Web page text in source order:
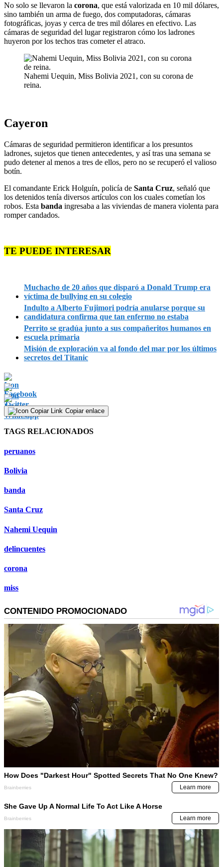
No solo se llevaron la corona, que está valorizada en 10 mil dólares,
sino también un arma de fuego, dos computadoras, cámaras
fotográficas, joyas y cerca de tres mil dólares en efectivo. Las
cámaras de seguridad del lugar registraron cómo los ladrones
huyeron por los techos tras cometer el atraco.
Nahemi Uequin, Miss Bolivia 2021, con su corona de
reina.
Cayeron
Cámaras de seguridad permitieron identificar a los presuntos
ladrones, sujetos que tienen antecedentes, y así tras una semana se
pudo detener al menos a tres de ellos, pero no se recuperó el valioso
botín.
El comandante Erick Holguín, policía de Santa Cruz, señaló que
los detenidos tenía diversos artículos con los cuales cometían los
robos. Esta banda ingresaba a las viviendas de manera violenta para
romper candados.
TE PUEDE INTERESAR
Muchacho de 20 años que disparó a Donald Trump era
víctima de bullying en su colegio
Indulto a Alberto Fujimori podría anularse porque su
candidatura confirma que tan enfermo no estaba
Perrito se gradúa junto a sus compañeritos humanos en
escuela primaria
Misión de exploración va al fondo del mar por los últimos
secretos del Titanic
Copiar enlace
TAGS RELACIONADOS
peruanos
Bolivia
banda
Santa Cruz
Nahemi Uequin
delincuentes
corona
miss